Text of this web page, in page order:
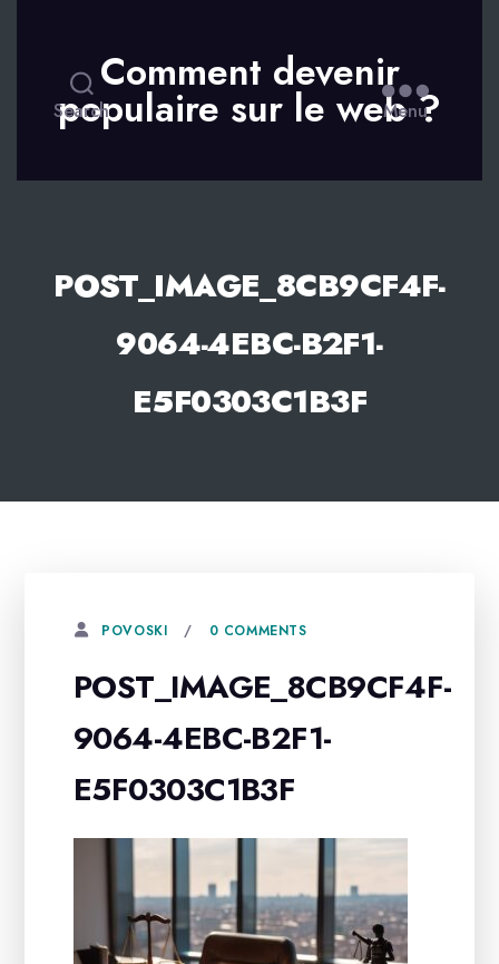
Search
Comment devenir
populaire sur le web ?
Menu
POST_IMAGE_8CB9CF4F-
9064-4EBC-B2F1-
E5F0303C1B3F
POVOSKI 0 COMMENTS
POST_IMAGE_8CB9CF4F-
9064-4EBC-B2F1-
E5F0303C1B3F